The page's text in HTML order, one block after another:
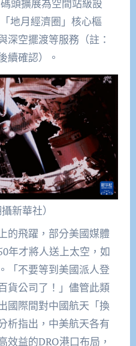
頭擴展為空間站級設
地月經濟圈」核心樞
深空擺渡等服務（註：
續確認）。
新華社）
的飛躍，部分美國媒體
年才將人送上太空，如
「不要等到美國派人登
貨公司了！」儘管此類
國際間對中國航天「換
析指出，中美航天各有
益的DRO港口布局，